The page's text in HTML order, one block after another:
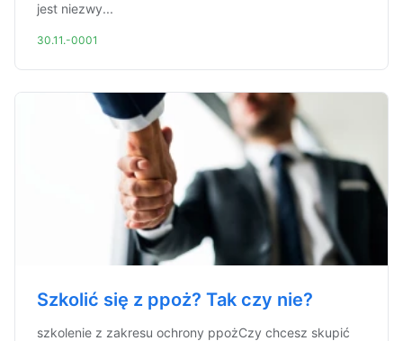
jest niezwy...
30.11.-0001
Szkolić się z ppoż? Tak czy nie?
szkolenie z zakresu ochrony ppożCzy chcesz skupić